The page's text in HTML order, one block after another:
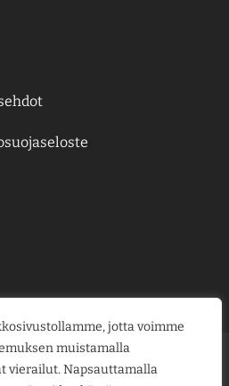
jotta voimme
muistamalla
vierailut. Napsauttamalla
MasterCard
Visa
Visa